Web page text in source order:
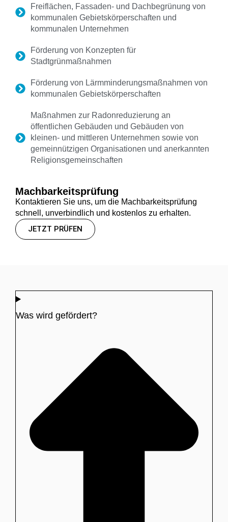
Freiflächen, Fassaden- und Dachbegrünung von
kommunalen Gebietskörperschaften und
kommunalen Unternehmen
Förderung von Konzepten für
Stadtgrünmaßnahmen
Förderung von Lärmminderungsmaßnahmen von
kommunalen Gebietskörperschaften
Maßnahmen zur Radonreduzierung an
öffentlichen Gebäuden und Gebäuden von
kleinen- und mittleren Unternehmen sowie von
gemeinnützigen Organisationen und anerkannten
Religionsgemeinschaften
Machbarkeitsprüfung
Kontaktieren Sie uns, um die Machbarkeitsprüfung
schnell, unverbindlich und kostenlos zu erhalten.
JETZT PRÜFEN
Was wird gefördert?